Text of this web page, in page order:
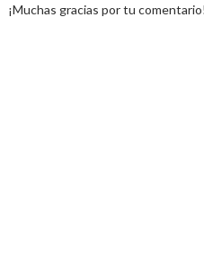
¡Muchas gracias por tu comentario!